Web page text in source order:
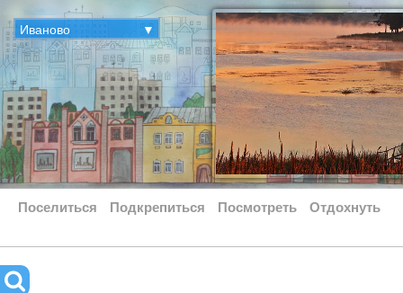
Иваново ▼
Поселиться Подкрепиться Посмотреть Отдохнуть